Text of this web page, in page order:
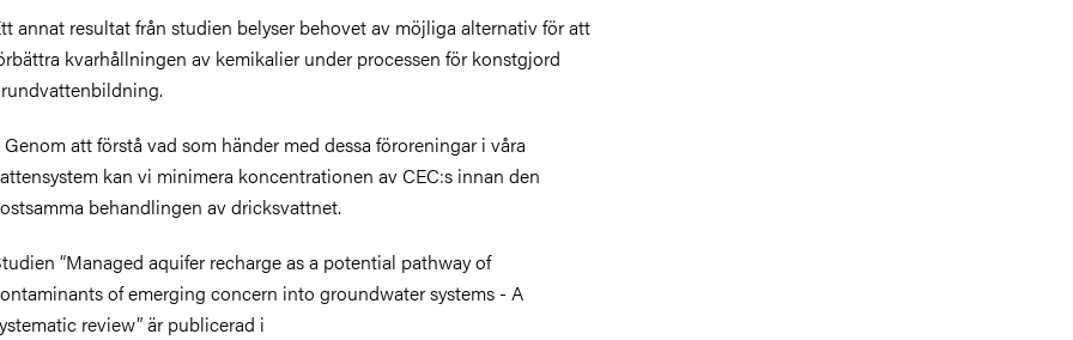
annat resultat från studien belyser behovet av möjliga alternativ för att
kvarhållningen av kemikalier under processen för konstgjord
Genom att förstå vad som händer med dessa föroreningar i våra
kan vi minimera koncentrationen av CEC:s innan den
behandlingen av dricksvattnet.
“Managed aquifer recharge as a potential pathway of
of emerging concern into groundwater systems - A
review” är publicerad i